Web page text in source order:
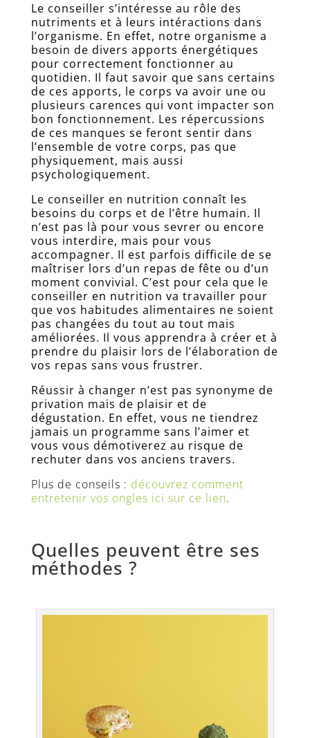
Le conseiller s’intéresse au rôle des
nutriments et à leurs intéractions dans
l’organisme. En effet, notre organisme a
besoin de divers apports énergétiques
pour correctement fonctionner au
quotidien. Il faut savoir que sans certains
de ces apports, le corps va avoir une ou
plusieurs carences qui vont impacter son
bon fonctionnement. Les répercussions
de ces manques se feront sentir dans
l’ensemble de votre corps, pas que
physiquement, mais aussi
psychologiquement.
Le conseiller en nutrition connaît les
besoins du corps et de l’être humain. Il
n’est pas là pour vous sevrer ou encore
vous interdire, mais pour vous
accompagner. Il est parfois difficile de se
maîtriser lors d’un repas de fête ou d’un
moment convivial. C’est pour cela que le
conseiller en nutrition va travailler pour
que vos habitudes alimentaires ne soient
pas changées du tout au tout mais
améliorées. Il vous apprendra à créer et à
prendre du plaisir lors de l’élaboration de
vos repas sans vous frustrer.
Réussir à changer n’est pas synonyme de
privation mais de plaisir et de
dégustation. En effet, vous ne tiendrez
jamais un programme sans l’aimer et
vous vous démotiverez au risque de
rechuter dans vos anciens travers.
Plus de conseils : découvrez comment
entretenir vos ongles ici sur ce lien.
Quelles peuvent être ses
méthodes ?